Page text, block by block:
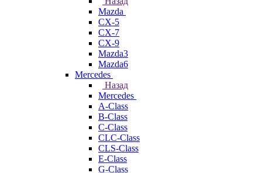
Mazda
CX-5
CX-7
CX-9
Mazda3
Mazda6
Mercedes
Назад
Mercedes
A-Class
B-Class
C-Class
CLC-Class
CLS-Class
E-Class
G-Class